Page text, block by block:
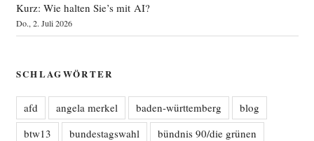
Kurz: Wie halten Sie’s mit AI?
Do., 2. Juli 2026
SCHLAGWÖRTER
afd angela merkel baden-württemberg
blog
btw13
bundestagswahl
bündnis 90/die grünen